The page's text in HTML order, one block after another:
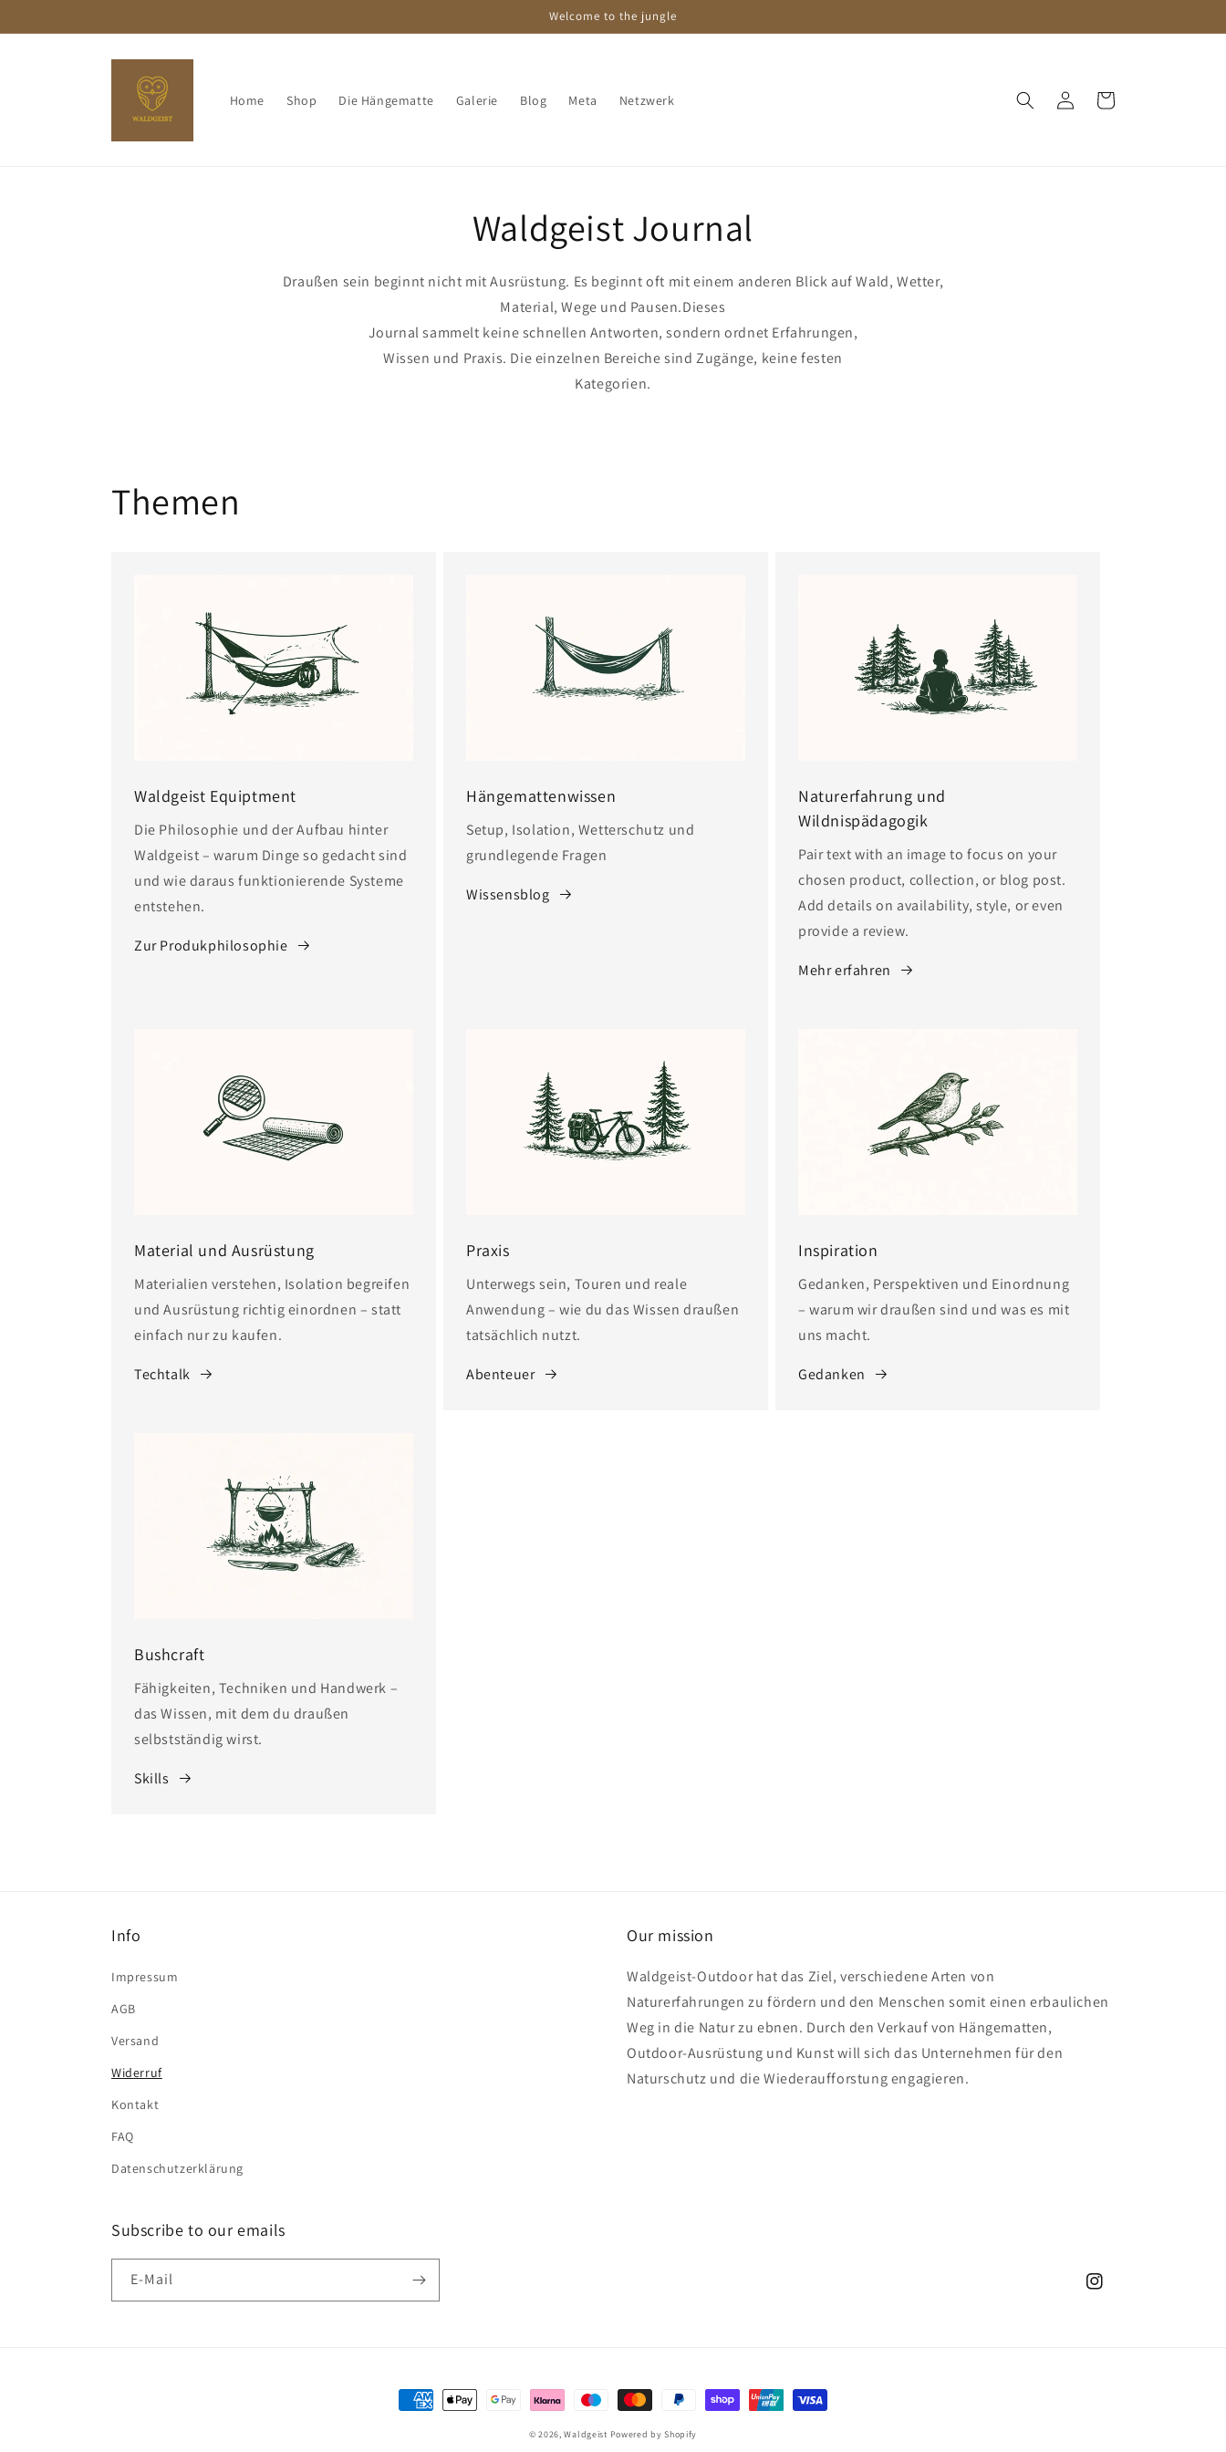
Inhalt
Welcome to the jungle
Home Shop Die Hängematte Galerie Blog Meta Netzwerk EinloggenWarenkorb
Waldgeist Journal
Draußen sein beginnt nicht mit Ausrüstung. Es beginnt oft mit einem anderen Blick auf Wald, Wetter,
Material, Wege und Pausen.Dieses
Journal sammelt keine schnellen Antworten, sondern ordnet Erfahrungen,
Wissen und Praxis. Die einzelnen Bereiche sind Zugänge, keine festen
Kategorien.
Themen
Waldgeist Equiptment
Die Philosophie und der Aufbau hinter
Waldgeist – warum Dinge so gedacht sind
und wie daraus funktionierende Systeme
entstehen.
Zur Produkphilosophie
Hängemattenwissen
Setup, Isolation, Wetterschutz und
grundlegende Fragen
Wissensblog
Naturerfahrung und
Wildnispädagogik
Pair text with an image to focus on your
chosen product, collection, or blog post.
Add details on availability, style, or even
provide a review.
Mehr erfahren
Material und Ausrüstung
Materialien verstehen, Isolation begreifen
und Ausrüstung richtig einordnen – statt
einfach nur zu kaufen.
Techtalk
Praxis
Unterwegs sein, Touren und reale
Anwendung – wie du das Wissen draußen
tatsächlich nutzt.
Abenteuer
Inspiration
Gedanken, Perspektiven und Einordnung
– warum wir draußen sind und was es mit
uns macht.
Gedanken
Bushcraft
Fähigkeiten, Techniken und Handwerk –
das Wissen, mit dem du draußen
selbstständig wirst.
Skills
Info
Impressum
AGB
Versand
Widerruf
Kontakt
FAQ
Datenschutzerklärung
Our mission
Waldgeist-Outdoor hat das Ziel, verschiedene Arten von
Naturerfahrungen zu fördern und den Menschen somit einen erbaulichen
Weg in die Natur zu ebnen. Durch den Verkauf von Hängematten,
Outdoor-Ausrüstung und Kunst will sich das Unternehmen für den
Naturschutz und die Wiederaufforstung engagieren.
Subscribe to our emails
E-Mail
Instagram
Zahlungsmethoden
© 2026,Waldgeist Powered by Shopify